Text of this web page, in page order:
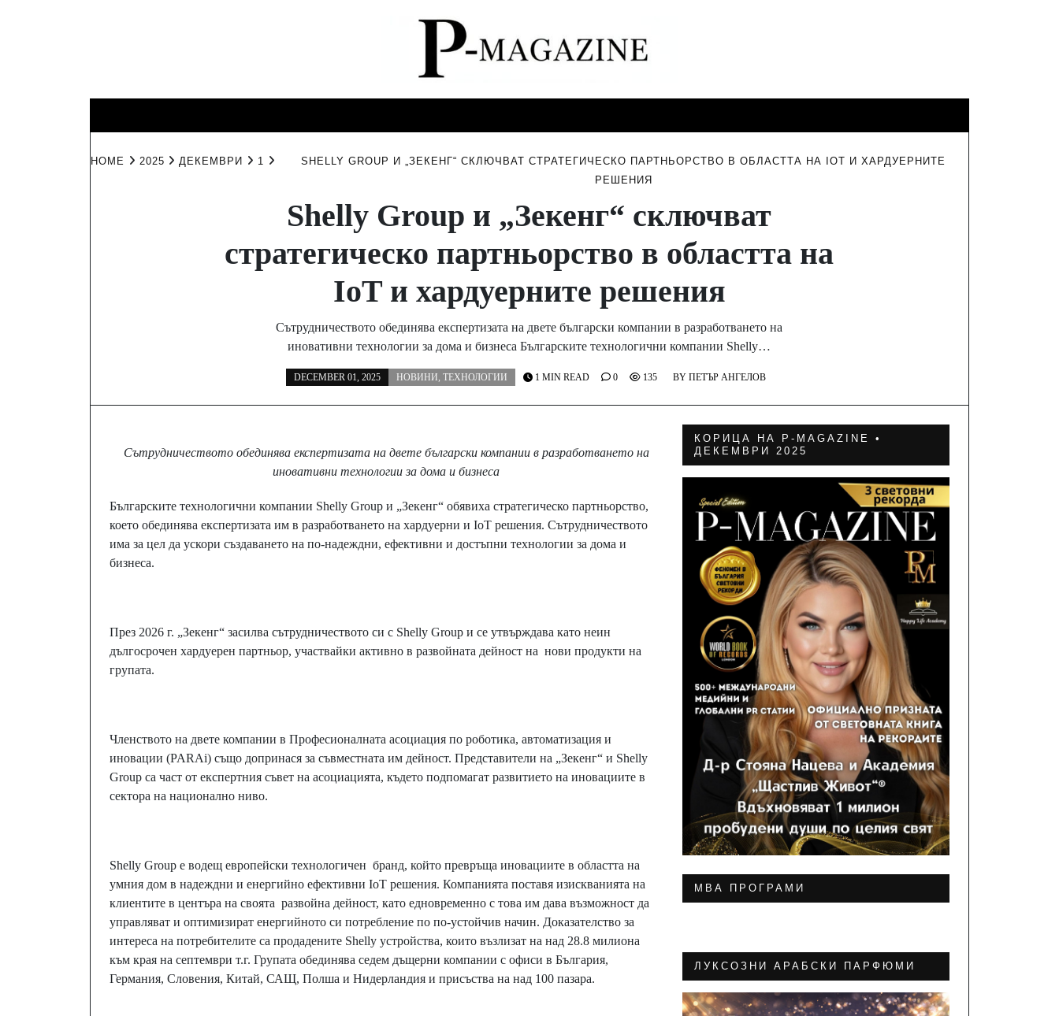
HOME 2025 ДЕКЕМВРИ 1
SHELLY GROUP И „ЗЕКЕНГ“ СКЛЮЧВАТ СТРАТЕГИЧЕСКО ПАРТНЬОРСТВО В ОБЛАСТТА НА IOT И ХАРДУЕРНИТЕ
РЕШЕНИЯ
Shelly Group и „Зекенг“ сключват
стратегическо партньорство в областта на
IoT и хардуерните решения
Сътрудничеството обединява експертизата на двете български компании в разработването на
иновативни технологии за дома и бизнеса Българските технологични компании Shelly…
DECEMBER 01, 2025 НОВИНИ, ТЕХНОЛОГИИ BY ПЕТЪР АНГЕЛОВ
1 MIN READ 0 135
Сътрудничеството обединява експертизата на двете български компании в разработването на
иновативни технологии за дома и бизнеса
Българските технологични компании Shelly Group и „Зекенг“ обявиха стратегическо партньорство,
което обединява експертизата им в разработването на хардуерни и IoT решения. Сътрудничеството
има за цел да ускори създаването на по-надеждни, ефективни и достъпни технологии за дома и
бизнеса.
През 2026 г. „Зекенг“ засилва сътрудничеството си с Shelly Group и се утвърждава като неин
дългосрочен хардуерен партньор, участвайки активно в развойната дейност на нови продукти на
групата.
Членството на двете компании в Професионалната асоциация по роботика, автоматизация и
иновации (PARAi) също допринася за съвместната им дейност. Представители на „Зекенг“ и Shelly
Group са част от експертния съвет на асоциацията, където подпомагат развитието на иновациите в
сектора на национално ниво.
Shelly Group е водещ европейски технологичен бранд, който превръща иновациите в областта на
умния дом в надеждни и енергийно ефективни IoT решения. Компанията поставя изискванията на
клиентите в центъра на своята развойна дейност, като едновременно с това им дава възможност да
управляват и оптимизират енергийното си потребление по по-устойчив начин. Доказателство за
интереса на потребителите са продадените Shelly устройства, които възлизат на над 28.8 милиона
към края на септември т.г. Групата обединява седем дъщерни компании с офиси в България,
Германия, Словения, Китай, САЩ, Полша и Нидерландия и присъства на над 100 пазара.
КОРИЦА НА P-MAGAZINE •
ДЕКЕМВРИ 2025
МВА ПРОГРАМИ
ЛУКСОЗНИ АРАБСКИ ПАРФЮМИ